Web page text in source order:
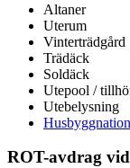
Altaner
Uterum
Vinterträdgård
Trädäck
Soldäck
Utepool /
Utebelysning
ROT-avdrag